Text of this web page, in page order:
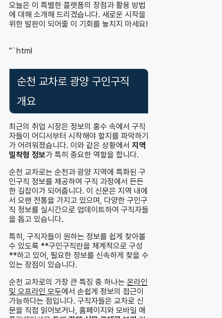
오늘은 이 특별한 플랫폼의 장점과 활용 방법
에 대해 소개해 드리겠습니다. 새로운 시작을
위한 발판이 되어줄 이 기회를 놓치지 마세요!
“`html
순천 교차로 광양 구인구직
개요
최근의 취업 시장은 정보의 홍수 속에서 구직
자들이 어디서부터 시작해야 할지를 파악하기
가 어려워졌습니다. 이와 같은 상황에서 지역
밀착형 정보가 특히 중요한 역할을 합니다.
순천 교차로는 순천과 광양 지역에 특화된 구
인구직 정보를 제공하여 구직 과정에서 든든
한 길잡이가 되어줍니다. 이 신문은 지역 내에
서 오랜 전통을 가지고 있으며, 다양한 구인구
직 정보를 실시간으로 업데이트하여 구직자들
을 돕고 있습니다.
특히, 구직자들이 원하는 정보를 쉽게 찾아볼
수 있도록 **구인구직란을 체계적으로 구성
**하고 있어, 필요한 정보를 신속하게 찾을 수
있는 장점이 있습니다.
순천 교차로의 가장 큰 특징 중 하나는 온라인
및 오프라인 모두에서 손쉽게 정보의 접근이
가능하다는 점입니다. 구직자들은 교차로 신
문을 직접 읽어보거나, 홈페이지와 모바일 애